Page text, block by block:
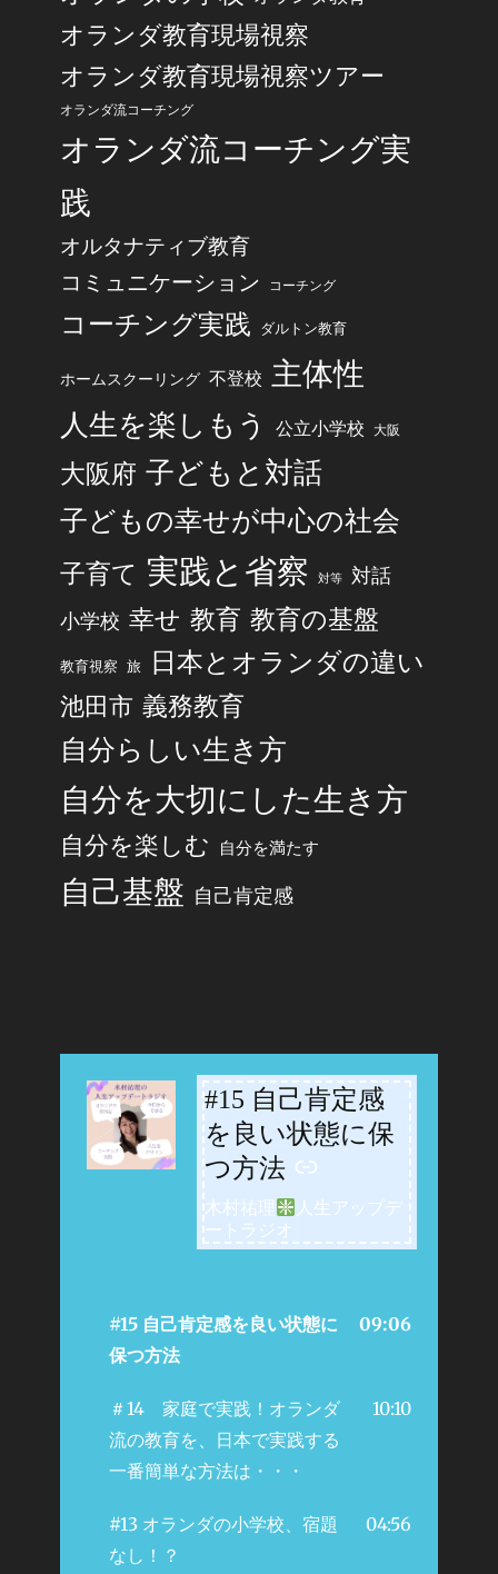
オランダ教育現場視察
オランダ教育現場視察ツアー
オランダ流コーチング
オランダ流コーチング実
践
オルタナティブ教育
コミュニケーション コーチング
コーチング実践 ダルトン教育
ホームスクーリング 不登校 主体性
人生を楽しもう 公立小学校 大阪
大阪府 子どもと対話
子どもの幸せが中心の社会
子育て 実践と省察 対等
対話
小学校 幸せ 教育 教育の基盤
教育視察 旅 日本とオランダの違い
池田市 義務教育
自分らしい生き方
自分を大切にした生き方
自分を楽しむ 自分を満たす
自己基盤 自己肯定感
#15 自己肯定感
を良い状態に保
つ方法
-
木村祐理
人生アップデ
ートラジオ
#15 自己肯定感を良い状態に
保つ方法
09:06
＃14 家庭で実践！オランダ
流の教育を、日本で実践する
一番簡単な方法は・・・
10:10
#13 オランダの小学校、宿題
なし！？
04:56